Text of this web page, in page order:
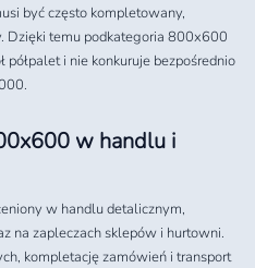
być często kompletowany,
Dzięki temu podkategoria 800x600
i nie konkuruje bezpośrednio
w handlu i
w handlu detalicznym,
na zapleczach sklepów i hurtowni.
kompletację zamówień i transport